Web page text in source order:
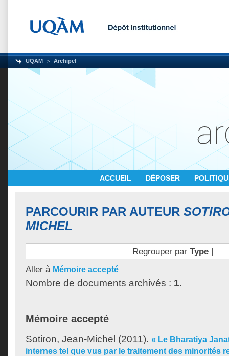
UQAM Archipel
ACCUEIL DÉPOSER
PARCOURIR PAR AUTEUR
MICHEL
Regrouper par Type|
Aller à Mémoire accepté
Nombre de documents archivés : 1.
Mémoire accepté
Sotiron, Jean-Michel (2011). « Le Bharatiya
internes tel que vus par le traitement des minorités